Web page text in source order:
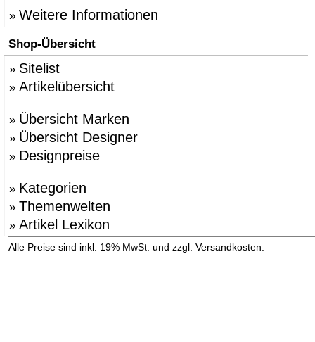
» Weitere Informationen
Shop-Übersicht
» Sitelist
» Artikelübersicht
» Übersicht Marken
» Übersicht Designer
» Designpreise
» Kategorien
» Themenwelten
» Artikel Lexikon
Alle Preise sind inkl. 19% MwSt. und zzgl. Versandkosten.